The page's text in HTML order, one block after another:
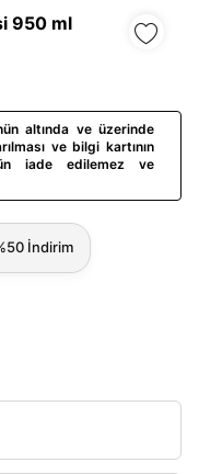
950 ml
altında ve üzerinde
ve bilgi kartının
iade edilemez ve
İndirim
Kayıt Ol
Şifremi Unuttum